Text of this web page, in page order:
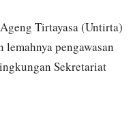
Tirtayasa (Untirta)
pengawasan
Sekretariat